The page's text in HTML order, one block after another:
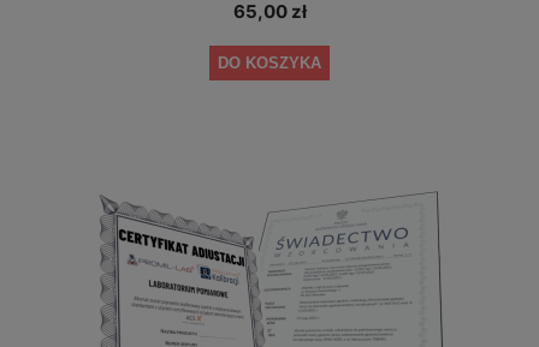
65,00 zł
DO KOSZYKA